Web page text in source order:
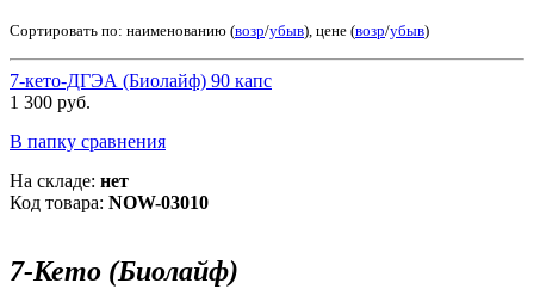
Сортировать по: наименованию (возр/убыв), цене (возр/убыв)
7-кето-ДГЭА (Биолайф) 90 капс
1 300 руб.
В папку сравнения
На складе: нет
Код товара: NOW-03010
7-Кето (Биолайф)